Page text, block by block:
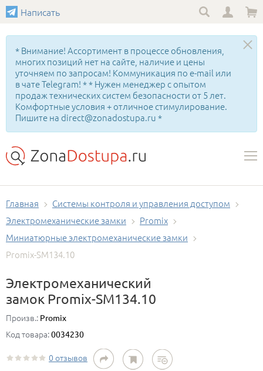
Написать
* Внимание! Ассортимент в процессе обновления,
многих позиций нет на сайте, наличие и цены
уточняем по запросам! Коммуникация по e-mail или
в чате Telegram! * * Нужен менеджер с опытом
продаж технических систем безопасности от 5 лет.
Комфортные условия + отличное стимулирование.
Пишите на direct@zonadostupa.ru *
Главная
Системы контроля и управления доступом
Электромеханические замки
Promix
Миниатюрные электромеханические замки
Promix-SM134.10
Электромеханический
замок Promix-SM134.10
Произв.: Promix
Код товара:0034230
0 отзывов